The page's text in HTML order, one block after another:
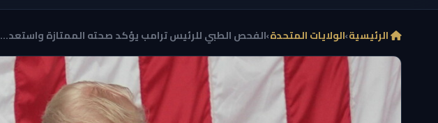
الرئيسية›الولايات المتحدة›الفحص الطبي للرئيس ترامب يؤكد صحته الممتازة واستعد...